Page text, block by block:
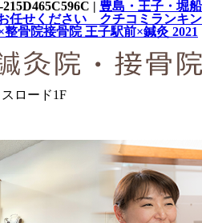
| 豊島・王子・堀船
任せください クチコミランキン
骨院接骨院 王子駅前×鍼灸 2021
ロード1F